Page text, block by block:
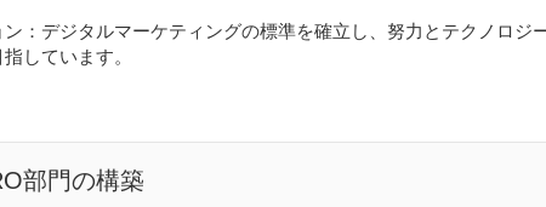
：デジタルマーケティングの標準を確立し、努力とテクノロジ
しています。
部門の構築